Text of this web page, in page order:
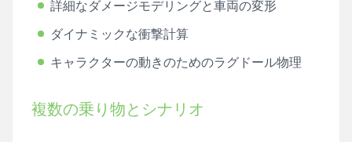
詳細なダメージモデリングと車両の変形
ダイナミックな衝撃計算
キャラクターの動きのためのラグドール物理
複数の乗り物とシナリオ